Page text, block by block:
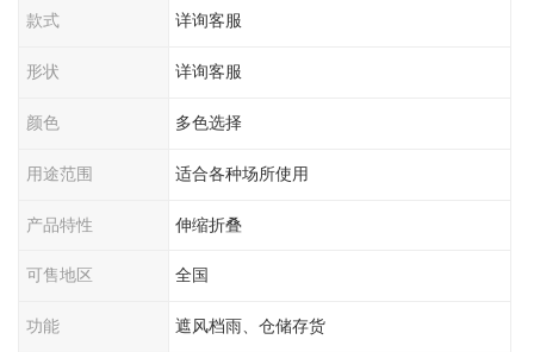
款式 详询客服
形状 详询客服
颜色 多色选择
用途范围 适合各种场所使用
产品特性 伸缩折叠
可售地区 全国
功能 遮风档雨、仓储存货